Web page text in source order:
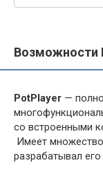
Возможности
PotPlayer —
со встроенными
Имеет
разрабатывал